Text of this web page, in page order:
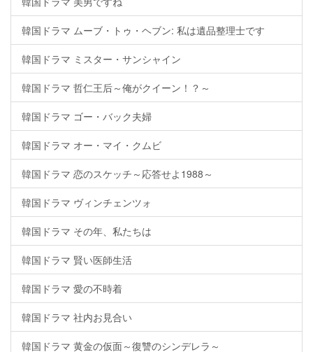
韓国ドラマ ムーブ・トゥ・ヘブン: 私は遺品整理士です
韓国ドラマ ミスター・サンシャイン
韓国ドラマ 哲仁王后～俺がクイーン！？～
韓国ドラマ ゴー・バック夫婦
韓国ドラマ オー・マイ・クムビ
韓国ドラマ 恋のスケッチ～応答せよ1988～
韓国ドラマ ヴィンチェンツォ
韓国ドラマ その年、私たちは
韓国ドラマ 賢い医師生活
韓国ドラマ 愛の不時着
韓国ドラマ 社内お見合い
韓国ドラマ 黄金の仮面～復讐のシンデレラ～